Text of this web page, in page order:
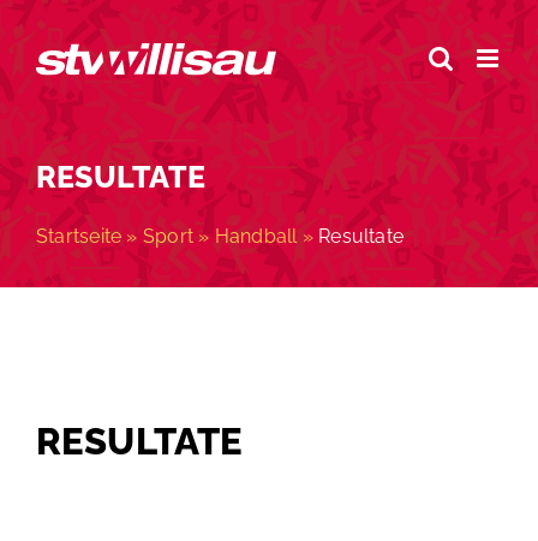
Zum
springen
RESULTATE
Startseite » Sport» Handball» Resultate
RESULTATE